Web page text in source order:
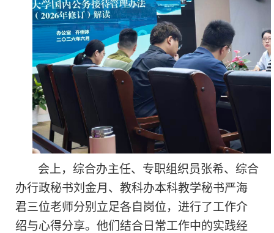
会上，综合办主任、专职组织员张希、综合
办行政秘书刘金月、教科办本科教学秘书严海
君三位老师分别立足各自岗位，进行了工作介
绍与心得分享。他们结合日常工作中的实践经